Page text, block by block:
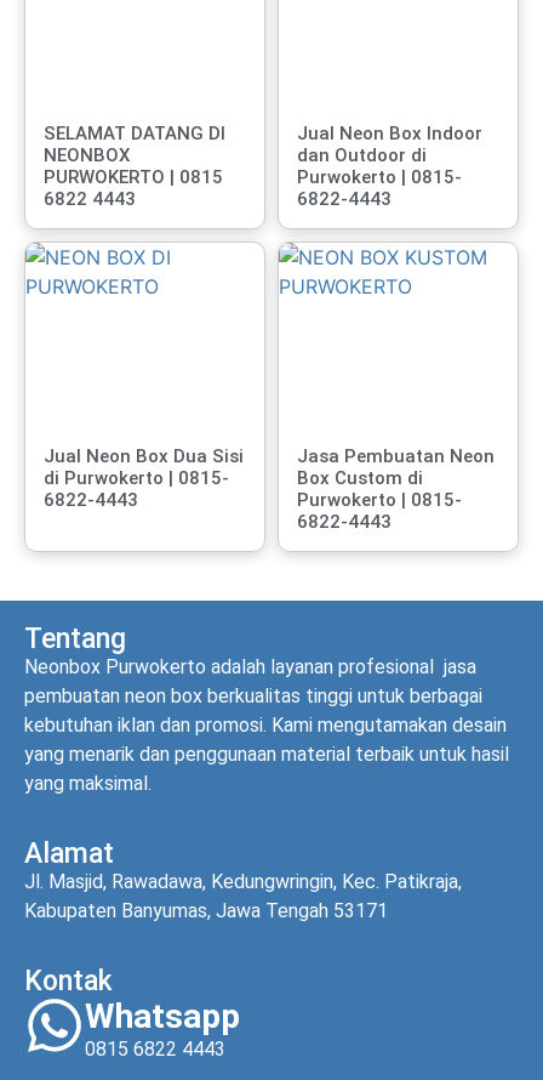
SELAMAT DATANG DI
NEONBOX
PURWOKERTO | 0815
6822 4443
Jual Neon Box Indoor
dan Outdoor di
Purwokerto | 0815-
6822-4443
Jual Neon Box Dua Sisi
di Purwokerto | 0815-
6822-4443
Jasa Pembuatan Neon
Box Custom di
Purwokerto | 0815-
6822-4443
Tentang
Neonbox Purwokerto adalah layanan profesional jasa
pembuatan neon box berkualitas tinggi untuk berbagai
kebutuhan iklan dan promosi. Kami mengutamakan desain
yang menarik dan penggunaan material terbaik untuk hasil
yang maksimal.
Alamat
Jl. Masjid, Rawadawa, Kedungwringin, Kec. Patikraja,
Kabupaten Banyumas, Jawa Tengah 53171
Kontak
Whatsapp
0815 6822 4443